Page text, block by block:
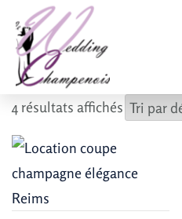
4 résultats affichés